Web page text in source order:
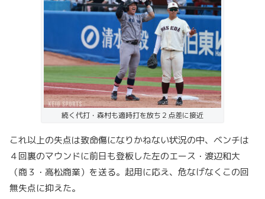
続く代打・森村も適時打を放ち２点差に接近
これ以上の失点は致命傷になりかねない状況の中、ベンチは
４回裏のマウンドに前日も登板した左のエース・渡辺和大
（商３・高松商業）を送る。起用に応え、危なげなくこの回
無失点に抑えた。